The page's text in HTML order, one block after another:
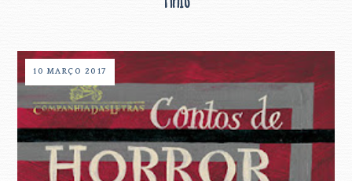
10 MARÇO 2017